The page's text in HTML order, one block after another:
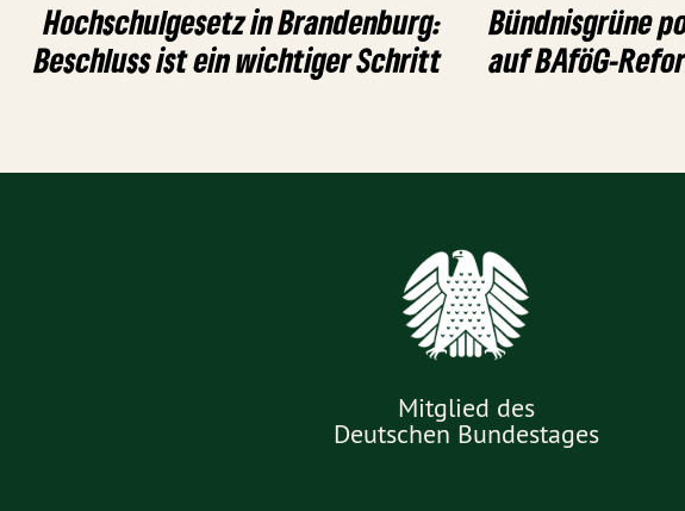
Hochschulgesetz in Brandenburg:
Beschluss ist ein wichtiger Schritt
Bündnisgrüne
auf BAföG-
Mitglied des
Deutschen Bundestages